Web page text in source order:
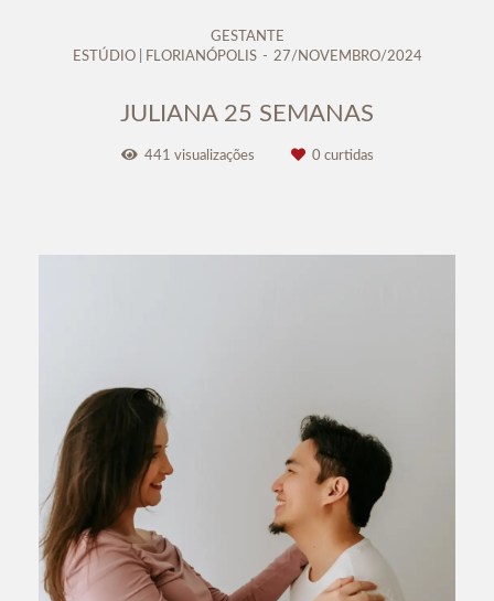
GESTANTE
ESTÚDIO | FLORIANÓPOLIS
27/NOVEMBRO/2024
JULIANA 25 SEMANAS
441 visualizações 0 curtidas